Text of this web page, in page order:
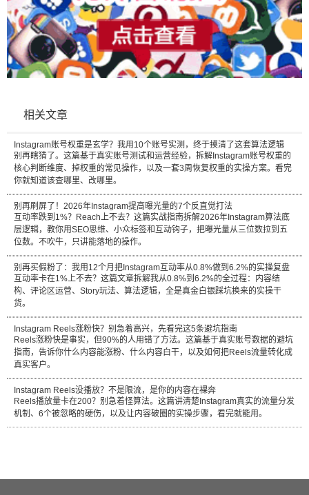
相关文章
Instagram账号权重是玄学？我用10个账号实测，终于摸清了这套算法逻辑
别再瞎猜了。这篇基于真实账号测试和运营经验，拆解Instagram账号权重的
核心判断维度、掉权重的常见操作，以及一套3周恢复权重的实操方案。看完
你就知道该查哪里、改哪里。
别再刷屏了！2026年Instagram提高曝光量的7个反直觉打法
互动率跌到1%？Reach上不去？这篇实战指南拆解2026年Instagram算法底
层逻辑，教你用SEO思维、小众标签和互动钩子，把曝光量从三位数拉到五
位数。不吹牛，只讲能落地的操作。
别再买假粉了：我用12个月把Instagram互动率从0.8%做到6.2%的实操复盘
互动率卡在1%上不去？这篇文章拆解我从0.8%到6.2%的全过程：内容结
构、评论区运营、Story玩法、算法逻辑，全是真金白银踩坑换来的实操干
货。
Instagram Reels涨粉快？别急着高兴，先看完这5条避坑指南
Reels涨粉快是事实，但90%的人用错了方法。这篇基于真实账号数据的避坑
指南，告诉你什么内容能涨粉、什么内容白干，以及如何把Reels流量转化成
真实客户。
Instagram Reels没播放？不是限流，是你的内容在裸奔
Reels播放量卡在200？别急着怪算法。这篇讲清楚Instagram真实的流量分发
机制、6个被忽略的硬伤，以及让内容破圈的实操步骤，看完就能用。